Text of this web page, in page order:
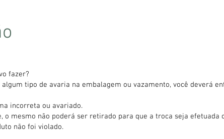
fazer?
tipo de avaria na embalagem ou vazamento, você deverá
incorreta ou avariado.
o mesmo não poderá ser retirado para que a troca seja efetuada
não foi violado.